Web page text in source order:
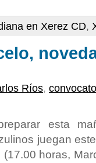
en Xerez CD,
Ríos,
esta
juegan
horas,